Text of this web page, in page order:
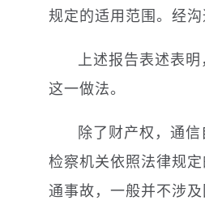
规定的适用范围。经
上述报告表述表
这一做法。
除了财产权，通
检察机关依照法律规
通事故，一般并不涉